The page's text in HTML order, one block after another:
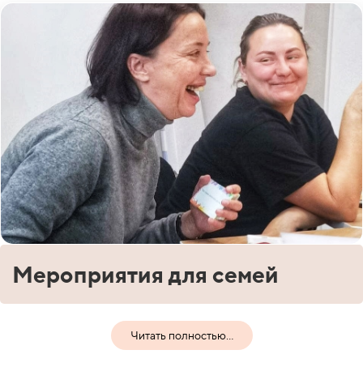
Мероприятия для семей
Читать полностью...